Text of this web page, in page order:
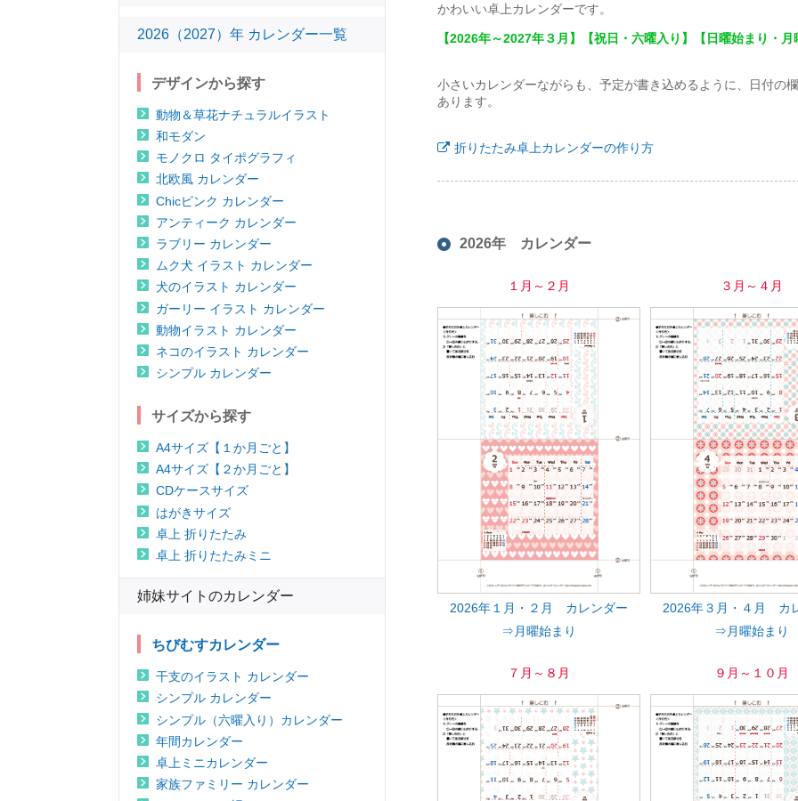
かわいい卓上カレンダーです。
【2026年～2027年３月】【祝日・六曜入り】【日曜始まり・月
小さいカレンダーながらも、予定が書き込めるように、日付の
あります。
折りたたみ卓上カレンダーの作り方
2026年 カレンダー
１月～２月
2026年１月・２月 カレンダー
⇒月曜始まり
３月～４月
2026年３月・４月 カ
⇒月曜始まり
７月～８月 ９月～１０月
2026（2027）年 カレンダー一覧
デザインから探す
動物＆草花ナチュラルイラスト
和モダン
モノクロ タイポグラフィ
北欧風 カレンダー
Chicピンク カレンダー
アンティーク カレンダー
ラブリー カレンダー
ムク犬 イラスト カレンダー
犬のイラスト カレンダー
ガーリー イラスト カレンダー
動物イラスト カレンダー
ネコのイラスト カレンダー
シンプル カレンダー
サイズから探す
A4サイズ【１か月ごと】
A4サイズ【２か月ごと】
CDケースサイズ
はがきサイズ
卓上 折りたたみ
卓上 折りたたみミニ
姉妹サイトのカレンダー
ちびむすカレンダー
干支のイラスト カレンダー
シンプル カレンダー
シンプル（六曜入り）カレンダー
年間カレンダー
卓上ミニカレンダー
家族ファミリー カレンダー